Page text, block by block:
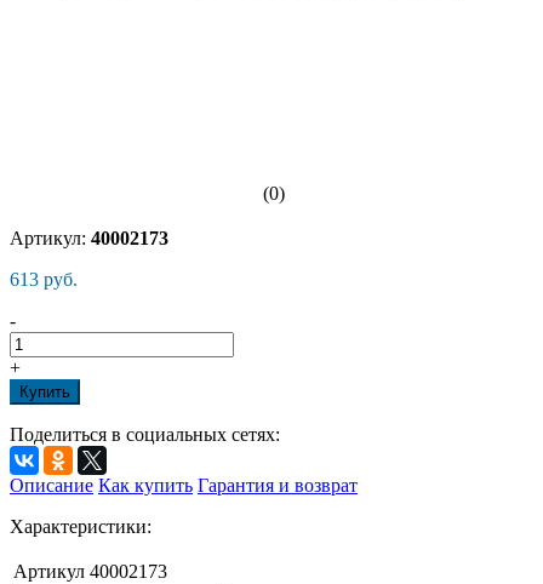
(0)
Артикул: 40002173
613 руб.
-
+
Купить
Поделиться в социальных сетях:
Описание Как купить Гарантия и возврат
Характеристики:
Артикул 40002173